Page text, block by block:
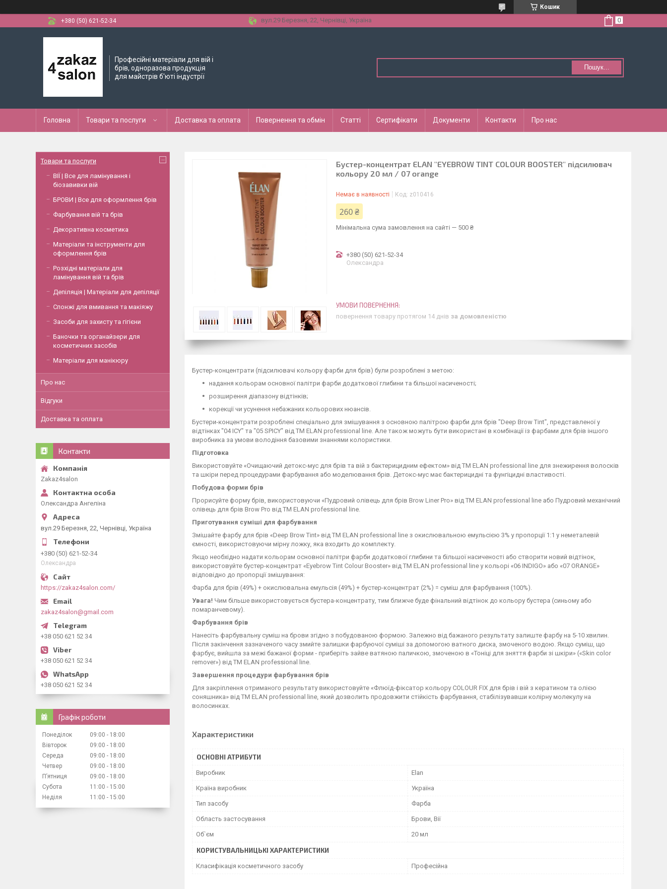
Кошик
+380 (50) 621-52-34
вул.29 Березня, 22, Чернівці, Україна
Професійні матеріали для вій і
брів, одноразова продукція
для майстрів б'юті індустрії
Пошук...
Головна Товари та послуги Доставка та оплата Повернення та обмін Статті Сертифікати Документи Контакти Про нас
Бустер-концентрат ELAN "EYEBROW TINT COLOUR BOOSTER" підсилювач
кольору 20 мл / 07 orange
Немає в наявності Код: z010416
260 ₴
Мінімальна сума замовлення на сайті — 500 ₴
+380 (50) 621-52-34
Олександра
повернення товару протягом 14 днів за домовленістю
Бустер-концентрати (підсилювачі кольору фарби для брів) були розроблені з метою:
надання кольорам основної палітри фарби додаткової глибини та більшої насиченості;
розширення діапазону відтінків;
корекції чи усунення небажаних кольорових нюансів.
Бустери-концентрати розроблені спеціально для змішування з основною палітрою фарби для брів "Deep Brow Tint", представленої у
відтінках "04 ICY" та "05 SPICY" від ТМ ELAN professional line. Але також можуть бути використані в комбінації із фарбами для брів іншого
виробника за умови володіння базовими знаннями колористики.
Підготовка
Використовуйте «Очищаючий детокс-мус для брів та вій з бактерицидним ефектом» від ТМ ELAN professional line для знежирення волосків
та шкіри перед процедурами фарбування або моделювання брів. Детокс-мус має бактерицидні та фунгіцидні властивості.
Побудова форми брів
Прорисуйте форму брів, використовуючи «Пудровий олівець для брів Brow Liner Pro» від ТМ ELAN professional line або Пудровий механічний
олівець для брів Brow Pro від ТМ ELAN professional line.
Приготування суміші для фарбування
Змішайте фарбу для брів «Deep Brow Tint» від ТМ ELAN professional line з окислювальною емульсією 3% у пропорції 1:1 у неметалевій
ємності, використовуючи мірну ложку, яка входить до комплекту.
Якщо необхідно надати кольорам основної палітри фарби додаткової глибини та більшої насиченості або створити новий відтінок,
використовуйте бустер-концентрат «Eyebrow Tint Colour Booster» від ТМ ELAN professional line у кольорі «06 INDIGO» або «07 ORANGE»
відповідно до пропорції змішування:
Фарба для брів (49%) + окислювальна емульсія (49%) + бустер-концентрат (2%) = суміш для фарбування (100%).
Увага! Чим більше використовується бустера-концентрату, тим ближче буде фінальний відтінок до кольору бустера (синьому або
помаранчевому).
Фарбування брів
Нанесіть фарбувальну суміш на брови згідно з побудованою формою. Залежно від бажаного результату залиште фарбу на 5-10 хвилин.
Після закінчення зазначеного часу змийте залишки фарбуючої суміші за допомогою ватного диска, змоченого водою. Якщо суміш, що
фарбує, вийшла за межі бажаної форми - приберіть зайве ватяною паличкою, змоченою в «Тоніці для зняття фарби зі шкіри» («Skin color
remover») від ТМ ELAN professional line.
Завершення процедури фарбування брів
Для закріплення отриманого результату використовуйте «Флюїд-фіксатор кольору COLOUR FIX для брів і вій з кератином та олією
соняшника» від ТМ ELAN professional line, який дозволить продовжити стійкість фарбування, стабілізувавши колірну молекулу на
волосинках.
Характеристики
ОСНОВНІ АТРИБУТИ
Виробник Elan
Країна виробник Україна
Тип засобу Фарба
Область застосування Брови, Вії
Об`єм 20 мл
КОРИСТУВАЛЬНИЦЬКІ ХАРАКТЕРИСТИКИ
Класифікація косметичного засобу Професійна
Товари та послуги
ВІЇ | Все для ламінування і
біозавивки вій
БРОВИ | Все для оформлення брів
Фарбування вій та брів
Декоративна косметика
Матеріали та інструменти для
оформлення брів
Розхідні матеріали для
ламінування вій та брів
Депіляція | Матеріали для депіляції
Спонжі для вмивання та макіяжу
Засоби для захисту та гігієни
Баночки та органайзери для
косметичних засобів
Матеріали для манікюру
Про нас
Відгуки
Доставка та оплата
Контакти
Zakaz4salon
Олександра Ангеліна
вул.29 Березня, 22, Чернівці, Україна
+380 (50) 621-52-34
Олександра
https://zakaz4salon.com/
zakaz4salon@gmail.com
+38 050 621 52 34
+38 050 621 52 34
+38 050 621 52 34
Графік роботи
Понеділок 09:00
18:00
Вівторок
09:00
18:00
Середа
09:00
18:00
Четвер
09:00
18:00
Пʼятниця
09:00
18:00
Субота
11:00
15:00
Неділя
11:00 15:00